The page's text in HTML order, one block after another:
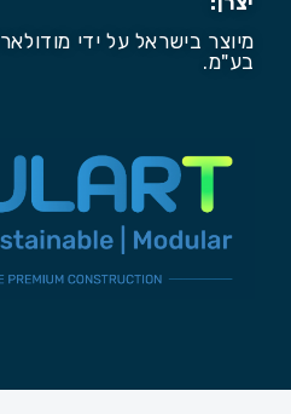
מיוצר בישראל על ידי
בע"מ.